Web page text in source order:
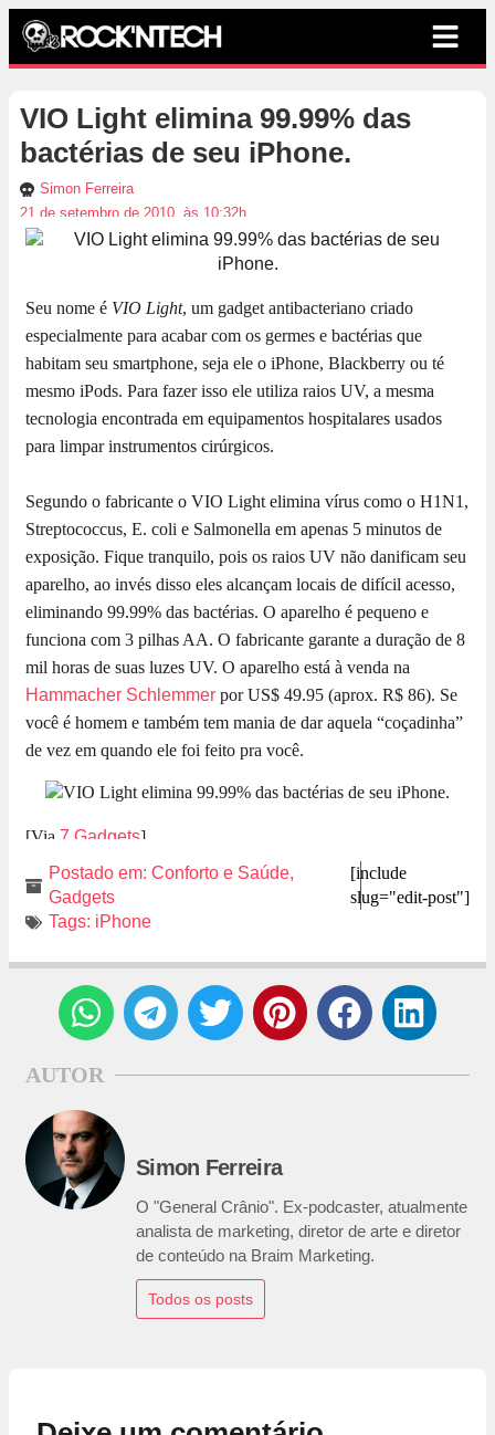
VIO Light elimina 99.99% das
bactérias de seu iPhone.
Simon Ferreira
21 de setembro de 2010, às 10:32h
Seu nome é VIO Light, um gadget antibacteriano criado
especialmente para acabar com os germes e bactérias que
habitam seu smartphone, seja ele o iPhone, Blackberry ou té
mesmo iPods. Para fazer isso ele utiliza raios UV, a mesma
tecnologia encontrada em equipamentos hospitalares usados
para limpar instrumentos cirúrgicos.
Segundo o fabricante o VIO Light elimina vírus como o H1N1,
Streptococcus, E. coli e Salmonella em apenas 5 minutos de
exposição. Fique tranquilo, pois os raios UV não danificam seu
aparelho, ao invés disso eles alcançam locais de difícil acesso,
eliminando 99.99% das bactérias. O aparelho é pequeno e
funciona com 3 pilhas AA. O fabricante garante a duração de 8
mil horas de suas luzes UV. O aparelho está à venda na
Hammacher Schlemmer por US$ 49.95 (aprox. R$ 86). Se
você é homem e também tem mania de dar aquela “coçadinha”
de vez em quando ele foi feito pra você.
[Via 7 Gadgets]
Postado em: Conforto e Saúde,
Gadgets
Tags: iPhone
[include
slug="edit-post"]
AUTOR
Simon Ferreira
O "General Crânio". Ex-podcaster, atualmente
analista de marketing, diretor de arte e diretor
de conteúdo na Braim Marketing.
Todos os posts